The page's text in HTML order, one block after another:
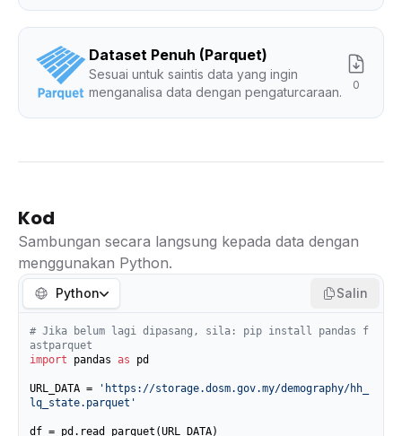
Dataset Penuh (Parquet)
Sesuai untuk saintis data yang ingin
menganalisa data dengan pengaturcaraan.
0
Kod
Sambungan secara langsung kepada data dengan
menggunakan Python.
Python Salin
# Jika belum lagi dipasang, sila: pip install pandas f
astparquet
import pandas as pd
URL_DATA =
'https://storage.dosm.gov.my/demography/hh_
lq_state.parquet'